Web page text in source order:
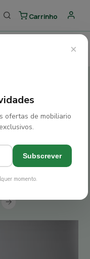
×
ofertas de mobiliario
Subscrever
momento.
Carrinho
de design com
hotéis mais
Next